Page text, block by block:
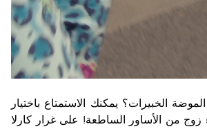
الخبيرات؟ يمكنك الاستمتاع باختيار
زوج من الأساور الساطعة! على غرار كارلا